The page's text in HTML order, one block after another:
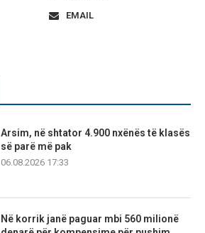
EMAIL
Arsim, në shtator 4.900 nxënës të klasës
së parë më pak
06.08.2026 17:33
Në korrik janë paguar mbi 560 milionë